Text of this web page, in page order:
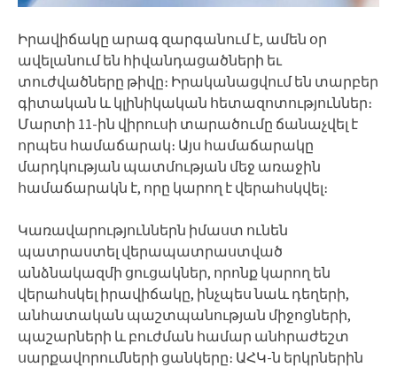
Իրավիճակը արագ զարգանում է, ամեն օր
ավելանում են հիվանդացածների եւ
տուժվածները թիվը։ Իրականացվում են տարբեր
գիտական և կլինիկական հետազոտություններ։
Մարտի 11-ին վիրուսի տարածումը ճանաչվել է
որպես համաճարակ։ Այս համաճարակը
մարդկության պատմության մեջ առաջին
համաճարակն է, որը կարող է վերահսկվել։
Կառավարություններն իմաստ ունեն
պատրաստել վերապատրաստված
անձնակազմի ցուցակներ, որոնք կարող են
վերահսկել իրավիճակը, ինչպես նաև դեղերի,
անհատական պաշտպանության միջոցների,
պաշարների և բուժման համար անհրաժեշտ
սարքավորումների ցանկերը։ ԱՀԿ-ն երկրներին